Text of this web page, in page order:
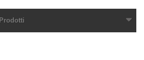
Prodotti